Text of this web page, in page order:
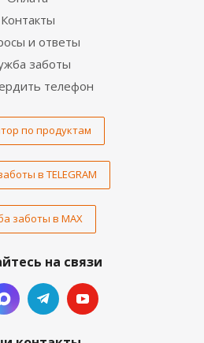
Контакты
и ответы
заботы
телефон
по продуктам
в TELEGRAM
заботы в MAX
на связи